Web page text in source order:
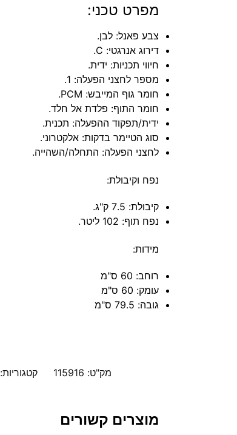
מפרט טכני:
צבע פאנל: לבן.
דירוג אנרגטי: C.
חיווי תכניות: ידית.
מספר לחצני הפעלה: 1.
חומר גוף המייבש: PCM.
חומר התוף: פלדת אל חלד.
ידית/תפקוד ההפעלה: תכנית.
סוג הטיימר בדקות: אלקטרוני.
לחצני הפעלה: התחלה/השהייה.
נפח וקיבולת:
קיבולת: 7.5 ק"ג.
נפח תוף: 102 ליטר.
מידות:
רוחב: 60 ס"מ
עומק: 60 ס"מ
גובה: 79.5 ס"מ
מק"ט: 115916 קטגוריות:
מוצרים קשורים